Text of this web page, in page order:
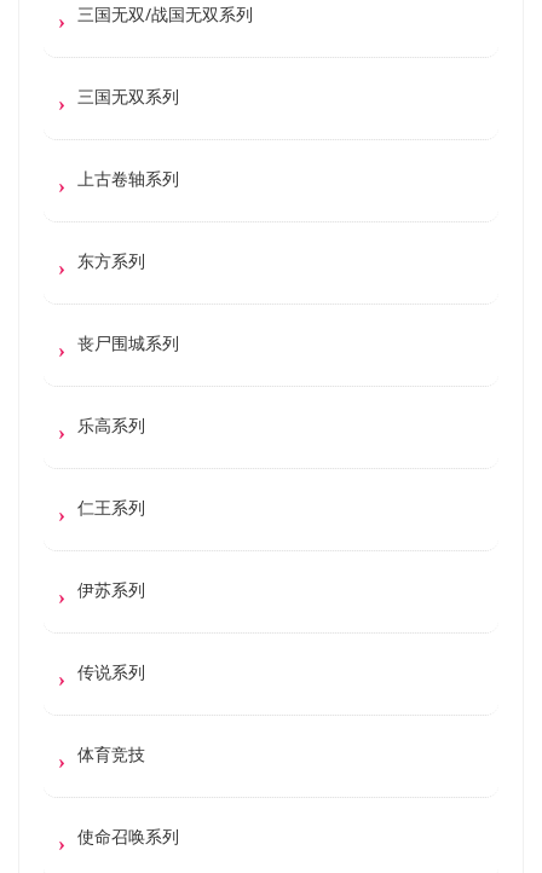
三国无双/战国无双系列
三国无双系列
上古卷轴系列
东方系列
丧尸围城系列
乐高系列
仁王系列
伊苏系列
传说系列
体育竞技
使命召唤系列